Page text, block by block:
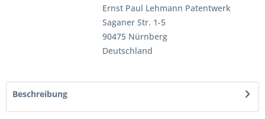
Ernst Paul Lehmann Patentwerk
Saganer Str. 1-5
90475 Nürnberg
Deutschland
Beschreibung